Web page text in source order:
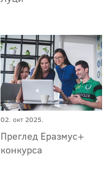
02. окт 2025.
Преглед Еразмус+
конкурса